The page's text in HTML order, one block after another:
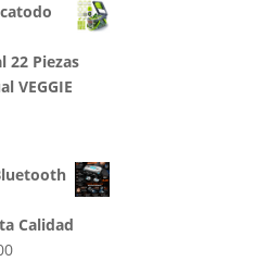
actual
$54,000.
22 Piezas
VEGGIE
Calidad
El